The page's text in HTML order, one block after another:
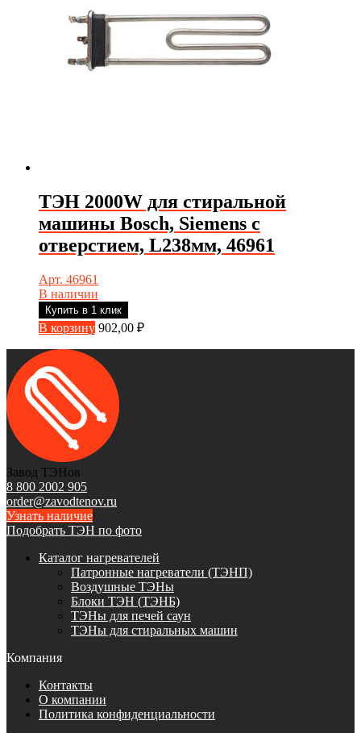
ТЭН 2000W для стиральной
машины Bosch, Siemens с
отверстием, L238мм, 46961
Арт. 46961
В наличии
Купить в 1 клик
В корзину 902,00 ₽
Завод ТЭНов
8 800 2002 905
order@zavodtenov.ru
Узнать наличие
Подобрать ТЭН по фото
Каталог нагревателей
Патронные нагреватели (ТЭНП)
Воздушные ТЭНы
Блоки ТЭН (ТЭНБ)
ТЭНы для печей саун
ТЭНы для стиральных машин
Компания
Контакты
О компании
Политика конфиденциальности